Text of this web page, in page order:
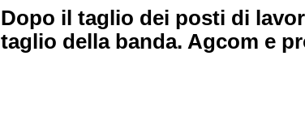
Dopo il taglio dei posti di
taglio della banda. Agcom e